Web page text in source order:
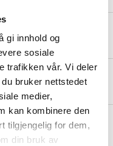
gi innhold og
sosiale
trafikken vår. Vi deler
bruker nettstedet
medier,
kan kombinere den
tilgjengelig for dem,
din bruk av
dokumenter